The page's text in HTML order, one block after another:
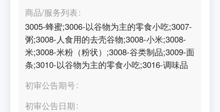
商品/服务列表
3005-蜂蜜;3006-以谷物为主的零食小吃;3007-
粥;3008-人食用的去壳谷物;3008-小米;3008-
米;3008-米粉（粉状）;3008-谷类制品;3009-面
条;3010-以谷物为主的零食小吃;3016-调味品
初审公告期号
初审公告日期